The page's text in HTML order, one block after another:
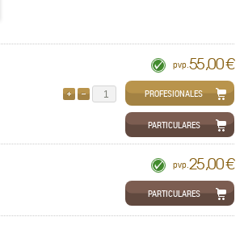
pvp.55,00 €
QUITARPROFESIONALES
PARTICULARES
pvp.25,00 €
PARTICULARES